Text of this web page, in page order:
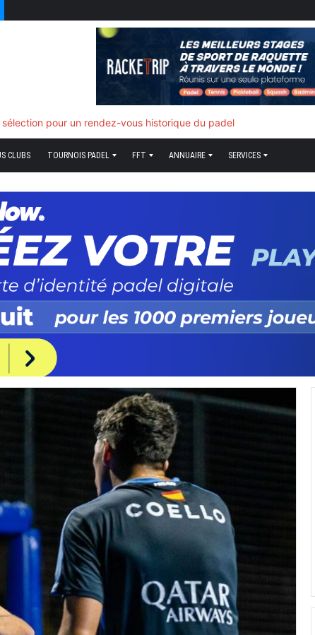
tout bascule
CLUBS TOURNOIS PADEL FFT ANNUAIRE SERVICES